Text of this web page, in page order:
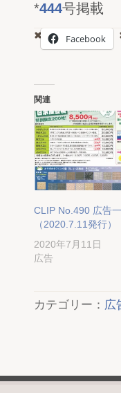
*444号掲載
Facebook
関連
CLIP No.490 広告
（2020.7.11発行）
2020年7月11日
広告
カテゴリー： 広